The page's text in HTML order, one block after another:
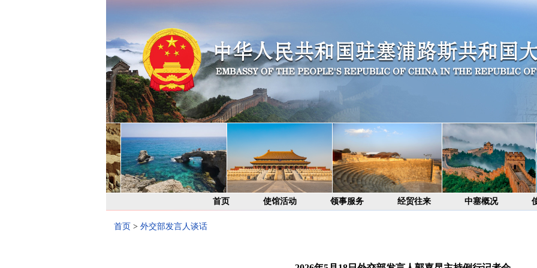
首页 使馆活动 领事服务 经贸往来 中塞概况
首页 > 外交部发言人谈话